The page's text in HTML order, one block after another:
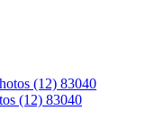
(12) 83040